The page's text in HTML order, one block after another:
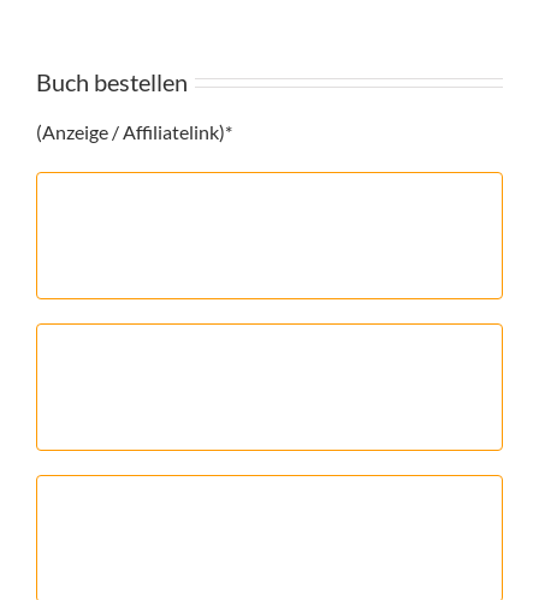
Buch bestellen
(Anzeige / Affiliatelink)*